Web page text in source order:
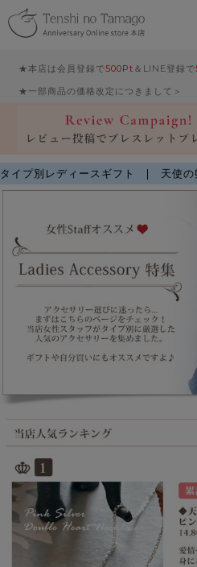
★本店は会員登録で500Pt ＆LINE登録で
★一部商品の価格改定につきまして＞
タイプ別レディースギフト | 天使の